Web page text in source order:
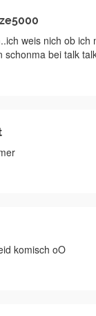
weis nich ob
schonma bei talk
komisch oO